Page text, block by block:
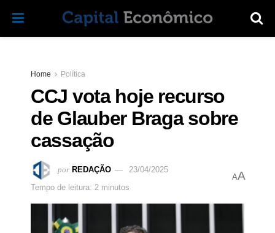
Home Política
CCJ vota hoje recurso
de Glauber Braga sobre
cassação
por REDAÇÃO
23/04/2025
Tempo de leitura: 2 minutos
AA